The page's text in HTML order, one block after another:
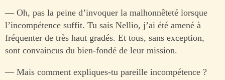
— Oh, pas la peine d’invoquer la malhonnêteté lorsque
l’incompétence suffit. Tu sais Nellio, j’ai été amené à
fréquenter de très haut gradés. Et tous, sans exception,
sont convaincus du bien-fondé de leur mission.
— Mais comment expliques-tu pareille incompétence ?